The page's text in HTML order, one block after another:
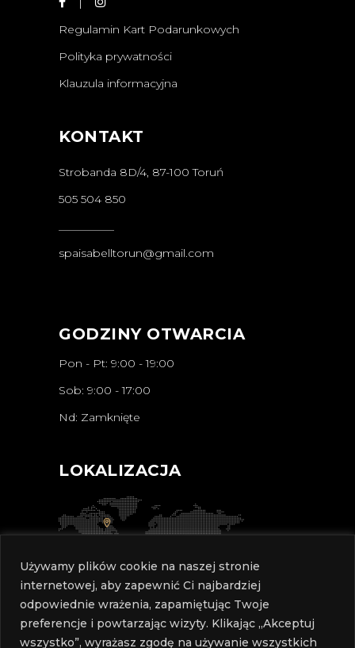
Używamy plików cookie na naszej stronie
internetowej, aby zapewnić Ci najbardziej
odpowiednie wrażenia, zapamiętując Twoje
preferencje i powtarzając wizyty. Klikając „Akceptuj
wszystko”, wyrażasz zgodę na używanie wszystkich
Regulamin Kart Podarunkowych
Polityka prywatności
Klauzula informacyjna
KONTAKT
Strobanda 8D/4, 87-100 Toruń
505 504 850
spaisabelltorun@gmail.com
GODZINY OTWARCIA
Pon - Pt: 9:00 - 19:00
Sob: 9:00 - 17:00
Nd: Zamknięte
LOKALIZACJA